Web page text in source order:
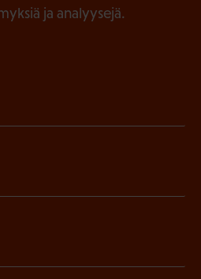
ja analyysejä.